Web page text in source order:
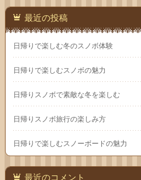
最近の投稿
日帰りで楽しむ冬のスノボ体験
日帰りで楽しむスノボの魅力
日帰りスノボで素敵な冬を楽しむ
日帰りスノボ旅行の楽しみ方
日帰りで楽しむスノーボードの魅力
最近のコメント